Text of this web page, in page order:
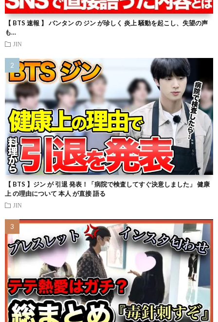
【 BTS 速報 】 バンタン の ジン が珍しく 炎上 騒動を起こし、失望の声
も…
JIN
【 BTS 】ジン が 引退 発表！「病院で検査してすぐ決意しました」 健康
上 の理由について 本人 が直接 語る
JIN